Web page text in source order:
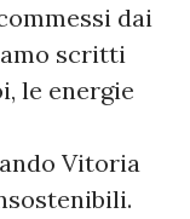
dai
scritti
le energie
Vitoria